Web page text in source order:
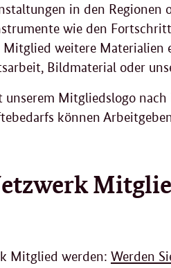
in den Regionen
wie den
weitere Materialien
Bildmaterial oder
Mitgliedslogo nach
können
Mitglied werden: Werden